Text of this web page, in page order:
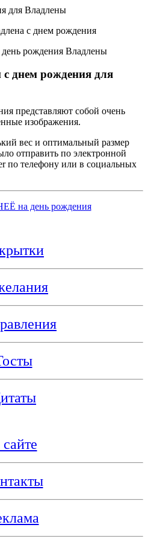
днем рождения для
представляют собой очень
изображения.
вес и оптимальный размер
отправить по электронной
по телефону или в социальных
на день рождения